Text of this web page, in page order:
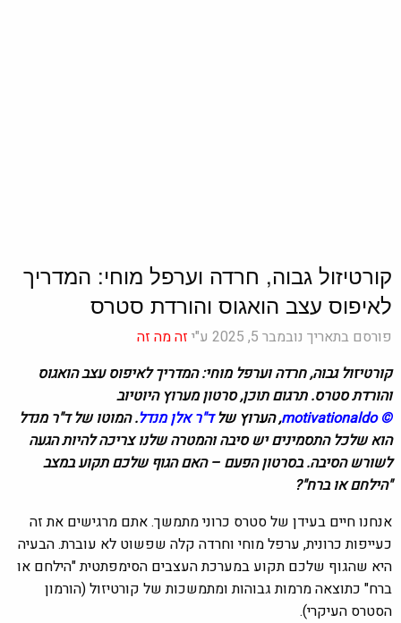
קורטיזול גבוה, חרדה וערפל מוחי: המדריך
לאיפוס עצב הואגוס והורדת סטרס
פורסם בתאריך נובמבר 5, 2025 ע"י
זה מה זה
קורטיזול גבוה, חרדה וערפל מוחי: המדריך לאיפוס עצב הואגוס
והורדת סטרס. תרגום תוכן, סרטון מערוץ היוטיוב
©
motivationaldo, הערוץ שלד"ר אלן מנדל.המוטו של ד"ר מנדל
הוא שלכל התסמינים יש סיבה והמטרה שלנו צריכה להיות הגעה
לשורש הסיבה. בסרטון הפעם – האם הגוף שלכם תקוע במצב
"הילחם או ברח"?
אנחנו חיים בעידן של סטרס כרוני מתמשך. אתם מרגישים את זה
כעייפות כרונית, ערפל מוחי וחרדה קלה שפשוט לא עוברת. הבעיה
היא שהגוף שלכם תקוע במערכת העצבים הסימפתטית "הילחם או
ברח" כתוצאה מרמות גבוהות ומתמשכות של קורטיזול (הורמון
הסטרס העיקרי).